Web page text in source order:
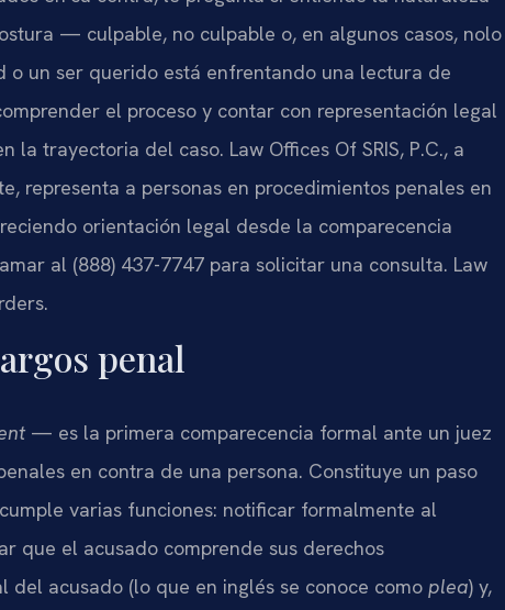
— culpable, no culpable o, en algunos casos, nolo
o un ser querido está enfrentando una lectura de
el proceso y contar con representación legal
trayectoria del caso. Law Offices Of SRIS, P.C., a
representa a personas en procedimientos penales en
orientación legal desde la comparecencia
al (888) 437-7747 para solicitar una consulta. Law
penal
— es la primera comparecencia formal ante un juez
en contra de una persona. Constituye un paso
varias funciones: notificar formalmente al
que el acusado comprende sus derechos
acusado (lo que en inglés se conoce como plea) y,